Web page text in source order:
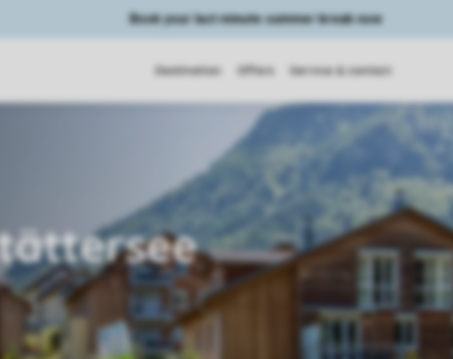
Book your last minute summer break now
Destination Offers Service & contact